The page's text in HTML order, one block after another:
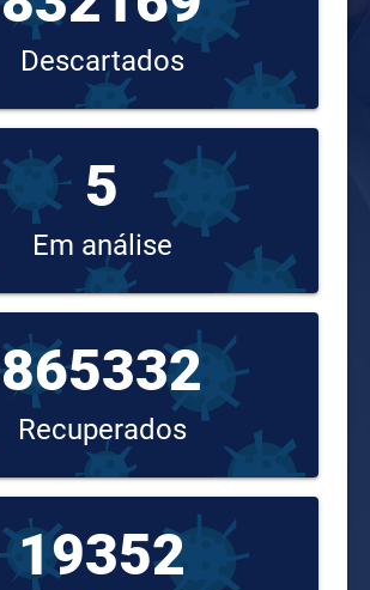
Descartados
5
Em análise
865332
Recuperados
19352